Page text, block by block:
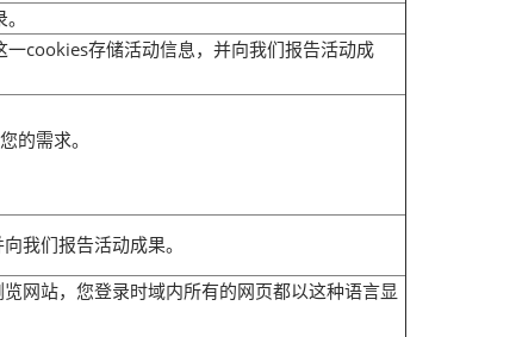
cookies存储活动信息，并向我们报告活动成
的需求。
我们报告活动成果。
网站，您登录时域内所有的网页都以这种语言显